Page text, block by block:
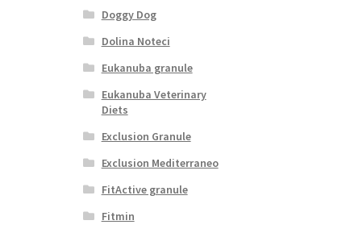
Doggy Dog
Dolina Noteci
Eukanuba granule
Eukanuba Veterinary
Diets
Exclusion Granule
Exclusion Mediterraneo
FitActive granule
Fitmin